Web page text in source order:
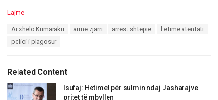
C
i
e
s
Lajme
Anxhelo Kumaraku armë zjarri arrest shtëpie
hetime atentati
polici i plagosur
Related Content
Isufaj: Hetimet për sulmin ndaj Jasharajve
pritet të mbyllen